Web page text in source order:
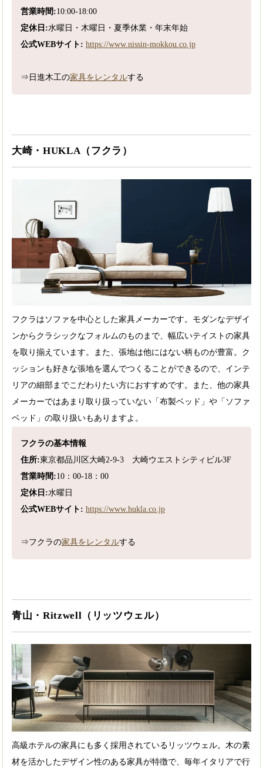
営業時間:10:00-18:00
定休日:水曜日・木曜日・夏季休業・年末年始
公式WEBサイト: https://www.nissin-mokkou.co.jp
⇒日進木工の家具をレンタルする
大崎・HUKLA（フクラ）
フクラはソファを中心とした家具メーカーです。モダンなデザイ
ンからクラシックなフォルムのものまで、幅広いテイストの家具
を取り揃えています。また、張地は他にはない柄ものが豊富。ク
ッションも好きな張地を選んでつくることができるので、インテ
リアの細部までこだわりたい方におすすめです。また、他の家具
メーカーではあまり取り扱っていない「布製ベッド」や「ソファ
ベッド」の取り扱いもありますよ。
フクラの基本情報
住所:東京都品川区大崎2-9-3 大崎ウエストシティビル3F
営業時間:10：00-18：00
定休日:水曜日
公式WEBサイト: https://www.hukla.co.jp
⇒フクラの家具をレンタルする
青山・Ritzwell（リッツウェル）
高級ホテルの家具にも多く採用されているリッツウェル。木の素
材を活かしたデザイン性のある家具が特徴で、毎年イタリアで行